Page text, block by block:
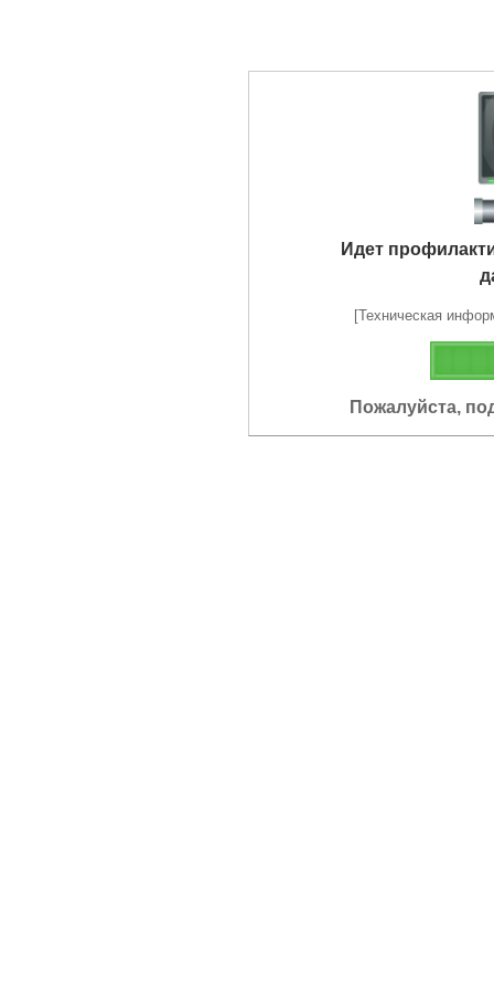
Идет
[Техническая
Пожалуйста,